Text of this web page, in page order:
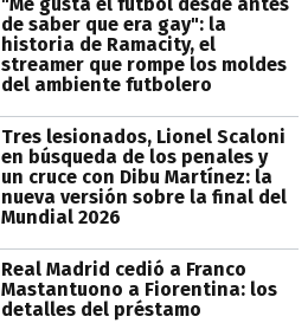
de saber que era gay": la
historia de Ramacity, el
streamer que rompe los moldes
del ambiente futbolero
Tres lesionados, Lionel Scaloni
en búsqueda de los penales y
un cruce con Dibu Martínez: la
nueva versión sobre la final del
Mundial 2026
Real Madrid cedió a Franco
Mastantuono a Fiorentina: los
detalles del préstamo